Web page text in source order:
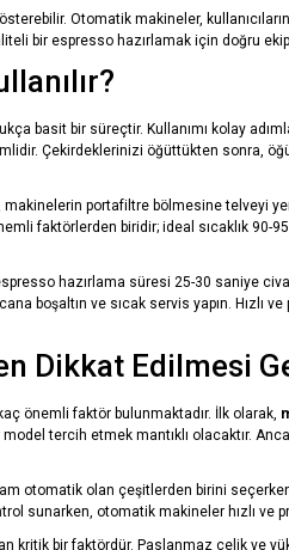
Otomatik makineler,
bir espresso hazırlamak için doğru
basit bir süreçtir. Kullanımı kolay
Çekirdeklerinizi öğüttükten sonra,
portafiltre bölmesine telveyi
faktörlerden biridir; ideal sıcaklık 90-
hazırlama süresi 25-30 saniye
boşaltın ve sıcak servis yapın. Hızlı
Dikkat Edilmesi
önemli faktör bulunmaktadır. İlk olarak,
tercih etmek mantıklı olacaktır.
otomatik olan çeşitlerden birini
sunarken, otomatik makineler hızlı ve
kritik bir faktördür. Paslanmaz çelik